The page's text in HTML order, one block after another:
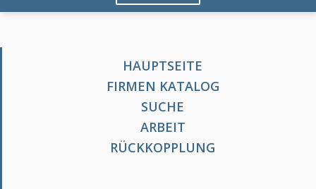
HAUPTSEITE
FIRMEN KATALOG
SUCHE
ARBEIT
RÜCKKOPPLUNG